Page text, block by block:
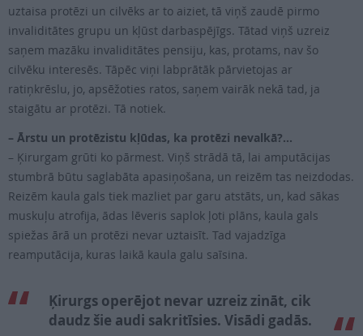
uztaisa protēzi un cilvēks ar to aiziet, tā viņš zaudē pirmo
invaliditātes grupu un kļūst darbaspējīgs. Tātad viņš uzreiz
saņem mazāku invaliditātes pensiju, kas, protams, nav šo
cilvēku interesēs. Tāpēc viņi labprātāk pārvietojas ar
ratiņkrēslu, jo, apsēžoties ratos, saņem vairāk nekā tad, ja
staigātu ar protēzi. Tā notiek.
– Ārstu un protēzistu kļūdas, ka protēzi nevalkā?…
– Ķirurgam grūti ko pārmest. Viņš strādā tā, lai amputācijas
stumbrā būtu saglabāta apasiņošana, un reizēm tas neizdodas.
Reizēm kaula gals tiek mazliet par garu atstāts, un, kad sākas
muskuļu atrofija, ādas lēveris saplok ļoti plāns, kaula gals
spiežas ārā un protēzi nevar uztaisīt. Tad vajadzīga
reamputācija, kuras laikā kaula galu saīsina.
Ķirurgs operējot nevar uzreiz zināt, cik
daudz šie audi sakritīsies. Visādi gadās.